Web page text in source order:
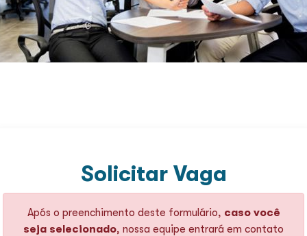
Solicitar Vaga
Após o preenchimento deste formulário, caso você
seja selecionado, nossa equipe entrará em contato